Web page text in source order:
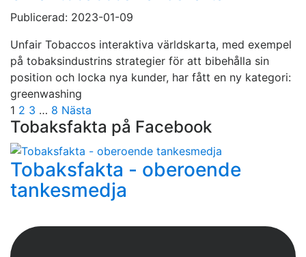
Publicerad: 2023-01-09
Unfair Tobaccos interaktiva världskarta, med exempel
på tobaksindustrins strategier för att bibehålla sin
position och locka nya kunder, har fått en ny kategori:
greenwashing
Sidnumrering
för
inlägg
1 2 3 … 8 Nästa
Tobaksfakta på Facebook
Tobaksfakta - oberoende
tankesmedja